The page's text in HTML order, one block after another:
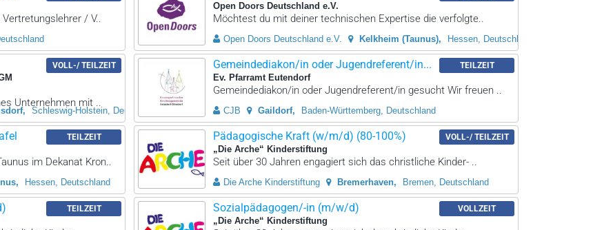
/ V..
Open Doors Deutschland e.V.
Möchtest du mit deiner technischen Expertise die verfolgte..
Open Doors Deutschland e.V. Kelkheim (Taunus) Hessen, Deutschland
VOLL-/ TEILZEIT
Unternehmen mit ..
Schleswig-Holstein, Deutschland
Gemeindediakon/in oder Jugendreferent/in...
Ev. Pfarramt Eutendorf
TEILZEIT
Gemeindediakon/in oder Jugendreferent/in gesucht Wir freuen ..
CJB Gaildorf Baden-Württemberg, Deutschland
TEILZEIT
im Dekanat Kron..
Hessen, Deutschland
Pädagogische Kraft (w/m/d) (80-100%)
„Die Arche“ Kinderstiftung
VOLL-/ TEILZEIT
Seit über 30 Jahren engagiert sich das christliche Kinder- ..
Die Arche Kinderstiftung Bremerhaven Bremen, Deutschland
TEILZEIT Sozialpädagogen/-in (m/w/d)
„Die Arche“ Kinderstiftung
VOLLZEIT